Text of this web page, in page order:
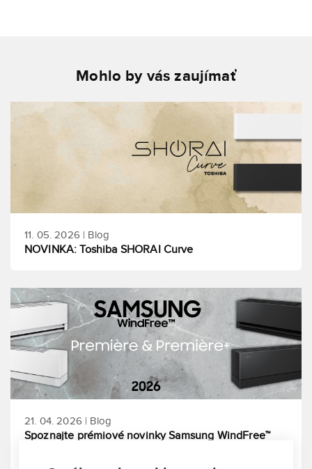
Mohlo by vás zaujímať
11. 05. 2026 | Blog
NOVINKA: Toshiba SHORAI Curve
21. 04. 2026 | Blog
Spoznajte prémiové novinky Samsung WindFree™